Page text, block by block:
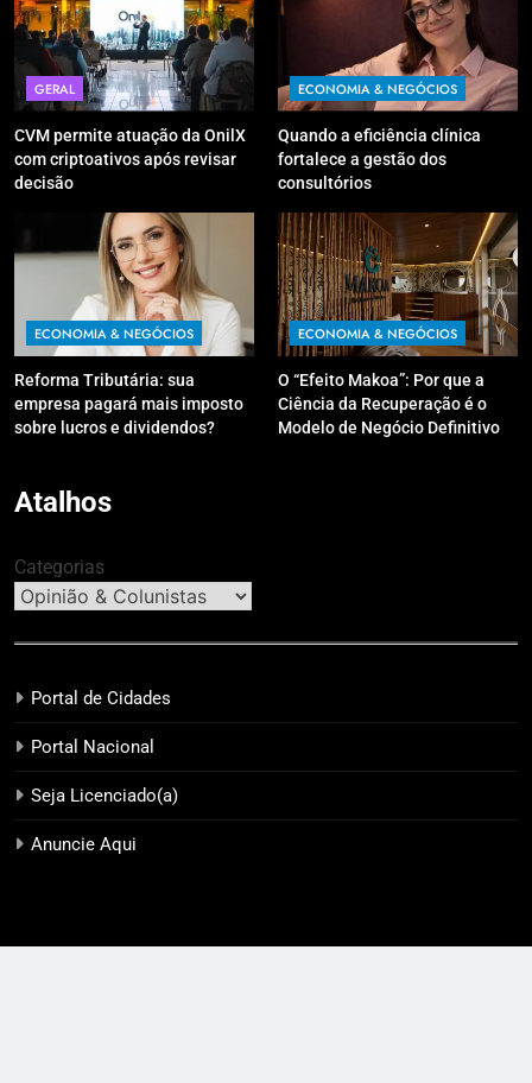
GERAL
CVM permite atuação da OnilX
com criptoativos após revisar
decisão
ECONOMIA & NEGÓCIOS
Quando a eficiência clínica
fortalece a gestão dos
consultórios
ECONOMIA & NEGÓCIOS
Reforma Tributária: sua
empresa pagará mais imposto
sobre lucros e dividendos?
ECONOMIA & NEGÓCIOS
O “Efeito Makoa”: Por que a
Ciência da Recuperação é o
Modelo de Negócio Definitivo
Atalhos
Categorias
Portal de Cidades
Portal Nacional
Seja Licenciado(a)
Anuncie Aqui